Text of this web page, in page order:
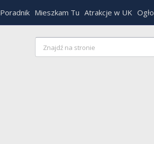
Poradnik Mieszkam Tu Atrakcje w UK